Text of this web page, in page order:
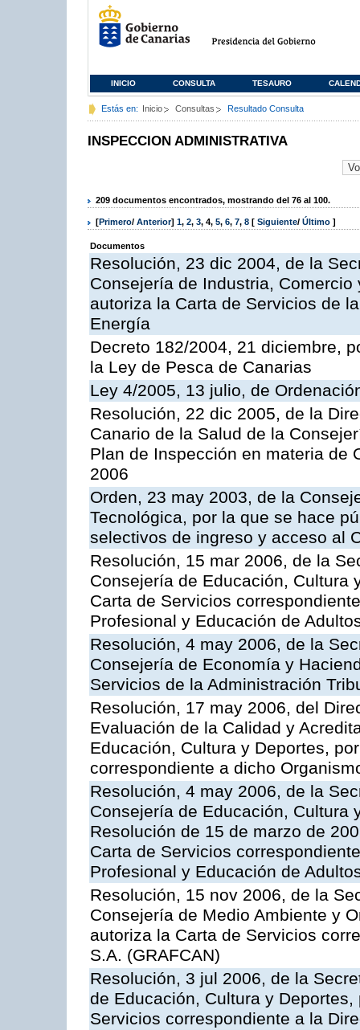
INICIO CONSULTA TESAURO
Estás en: Inicio Consultas Resultado Consulta
INSPECCION ADMINISTRATIVA
209 documentos encontrados, mostrando del 76 al 100.
[Primero/ Anterior] 1, 2, 3, 4, 5, 6, 7, 8 [ Siguiente/ Último ]
Documentos
Resolución, 23 dic 2004, de la
Consejería de Industria,
autoriza la Carta de Servicios de
Energía
Decreto 182/2004, 21 diciembre,
la Ley de Pesca de Canarias
Ley 4/2005, 13 julio, de
Resolución, 22 dic 2005, de la
Canario de la Salud de la
Plan de Inspección en materia de
2006
Orden, 23 may 2003, de la
Tecnológica, por la que se hace
selectivos de ingreso y acceso al
Resolución, 15 mar 2006, de la
Consejería de Educación, Cultura
Carta de Servicios
Profesional y Educación de
Resolución, 4 may 2006, de la
Consejería de Economía y
Servicios de la Administración
Resolución, 17 may 2006, del
Evaluación de la Calidad y
Educación, Cultura y Deportes,
correspondiente a dicho
Resolución, 4 may 2006, de la
Consejería de Educación, Cultura
Resolución de 15 de marzo de
Carta de Servicios
Profesional y Educación de
Resolución, 15 nov 2006, de la
Consejería de Medio Ambiente y
autoriza la Carta de Servicios
S.A. (GRAFCAN)
Resolución, 3 jul 2006, de la
de Educación, Cultura y
Servicios correspondiente a la